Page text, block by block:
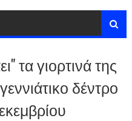
τα γιορτινά της
δέντρο